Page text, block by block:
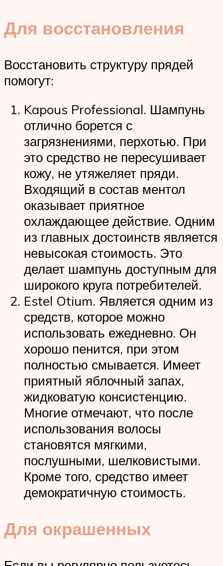
Для восстановления
Восстановить структуру прядей
помогут:
Kapous Professional. Шампунь
отлично борется с
загрязнениями, перхотью. При
это средство не пересушивает
кожу, не утяжеляет пряди.
Входящий в состав ментол
оказывает приятное
охлаждающее действие. Одним
из главных достоинств является
невысокая стоимость. Это
делает шампунь доступным для
широкого круга потребителей.
Estel Otium. Является одним из
средств, которое можно
использовать ежедневно. Он
хорошо пенится, при этом
полностью смывается. Имеет
приятный яблочный запах,
жидковатую консистенцию.
Многие отмечают, что после
использования волосы
становятся мягкими,
послушными, шелковистыми.
Кроме того, средство имеет
демократичную стоимость.
Для окрашенных